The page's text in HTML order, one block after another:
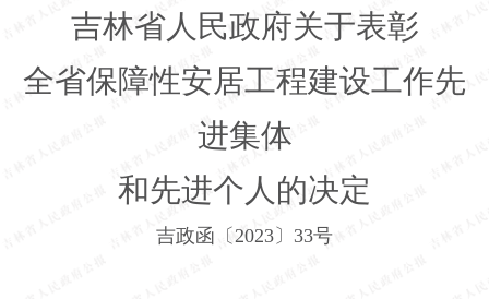
吉林省人民政府关于表彰
全省保障性安居工程建设工作先
进集体
和先进个人的决定
吉政函〔2023〕 33号